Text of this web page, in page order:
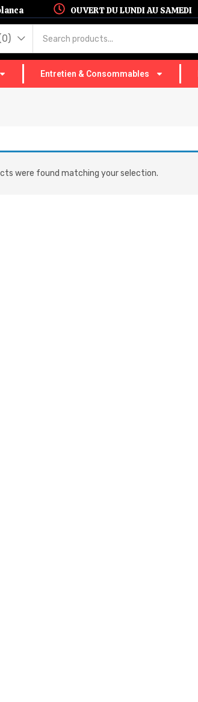
OUVERT DU LUNDI AU SAMEDI
Entretien & Consommables
were found matching your selection.